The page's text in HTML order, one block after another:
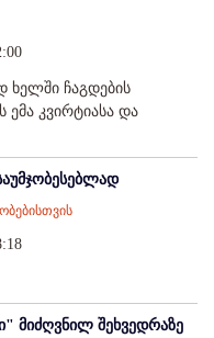
ხელში ჩაგდების
კვირტიასა და
მიძღვნილ შეხვედრაზე